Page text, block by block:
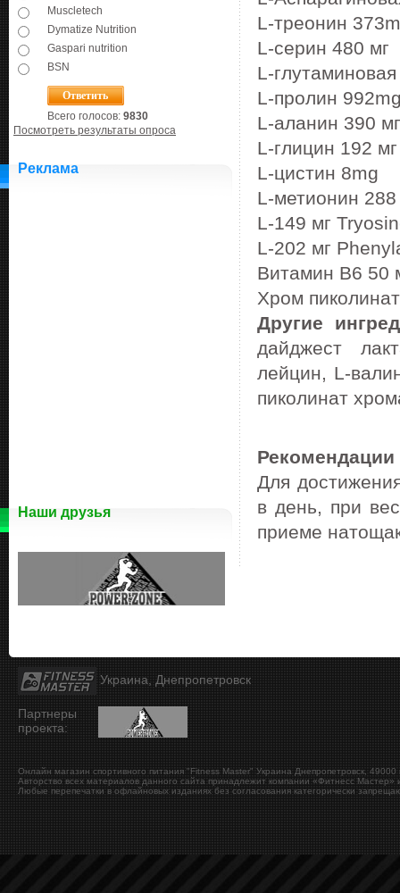
Muscletech
Dymatize Nutrition
Gaspari nutrition
BSN
Всего голосов: 9830
Посмотреть результаты опроса
Реклама
Наши друзья
L-треонин
L-серин 480 мг
L-
L-пролин
L-аланин 390 мг
L-глицин 192 мг
L-цистин 8mg
L-метионин 288
L-149 мг
L-202 мг
Витамин В6 50
Хром
Другие
дайджест
лейцин, L-
пиколинат
Для
в день, при
приеме
Украина, Днепропетровск
Партнеры
проекта:
Онлайн магазин спортивного питания "Fitness Master" Украина Днепропетровск, 49000
Авторство всех материалов данного сайта принадлежит компании «Фитнесс Мастер»
Любые перепечатки в офлайновых изданиях без согласования категорически